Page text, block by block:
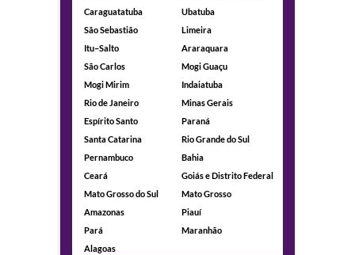
Caraguatatuba
Ubatuba
São Sebastião
Limeira
Itu–Salto
Araraquara
São Carlos
Mogi Guaçu
Mogi Mirim
Indaiatuba
Rio de Janeiro
Minas Gerais
Espírito Santo
Paraná
Santa Catarina
Rio Grande do Sul
Pernambuco
Bahia
Ceará
Goiás e Distrito Federal
Mato Grosso do Sul
Mato Grosso
Amazonas
Piauí
Pará
Maranhão
Alagoas